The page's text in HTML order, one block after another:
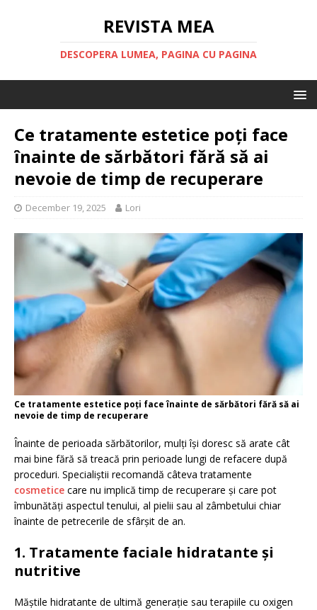
REVISTA MEA
DESCOPERA LUMEA, PAGINA CU PAGINA
Ce tratamente estetice poți face
înainte de sărbători fără să ai
nevoie de timp de recuperare
December 19, 2025 Lori
Ce tratamente estetice poți face înainte de sărbători fără să ai
nevoie de timp de recuperare
Înainte de perioada sărbătorilor, mulți își doresc să arate cât
mai bine fără să treacă prin perioade lungi de refacere după
proceduri. Specialiștii recomandă câteva tratamente
cosmetice care nu implică timp de recuperare și care pot
îmbunătăți aspectul tenului, al pielii sau al zâmbetului chiar
înainte de petrecerile de sfârșit de an.
1. Tratamente faciale hidratante și
nutritive
Măștile hidratante de ultimă generație sau terapiile cu oxigen